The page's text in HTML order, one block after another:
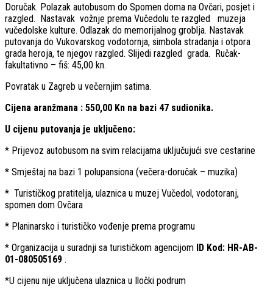
Doručak. Polazak autobusom do Spomen doma na Ovčari, posjet i
razgled. Nastavak vožnje prema Vučedolu te razgled muzeja
vučedolske kulture. Odlazak do memorijalnog groblja. Nastavak
putovanja do Vukovarskog vodotornja, simbola stradanja i otpora
grada heroja, te njegov razgled. Slijedi razgled grada. Ručak-
fakultativno – fiš: 45,00 kn.
Povratak u Zagreb u večernjim satima.
Cijena aranžmana : 550,00 Kn na bazi 47 sudionika.
U cijenu putovanja je uključeno:
* Prijevoz autobusom na svim relacijama uključujući sve cestarine
* Smještaj na bazi 1 polupansiona (večera-doručak – muzika)
* Turističkog pratitelja, ulaznica u muzej Vučedol, vodotoranj,
spomen dom Ovčara
* Planinarsko i turističko vođenje prema programu
* Organizacija u suradnji sa turističkom agencijom ID Kod: HR-AB-
01-080505169 .
*U cijenu nije uključena ulaznica u Iločki podrum